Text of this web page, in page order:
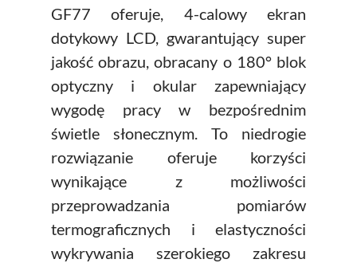
GF77 oferuje, 4-calowy ekran
dotykowy LCD, gwarantujący super
jakość obrazu, obracany o 180° blok
optyczny i okular zapewniający
wygodę pracy w bezpośrednim
świetle słonecznym. To niedrogie
rozwiązanie oferuje korzyści
wynikające z możliwości
przeprowadzania pomiarów
termograficznych i elastyczności
wykrywania szerokiego zakresu